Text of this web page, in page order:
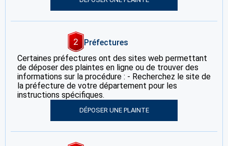
2
Préfectures
Certaines préfectures ont des sites web permettant
de déposer des plaintes en ligne ou de trouver des
informations sur la procédure : - Recherchez le site de
la préfecture de votre département pour les
instructions spécifiques.
DÉPOSER UNE PLAINTE